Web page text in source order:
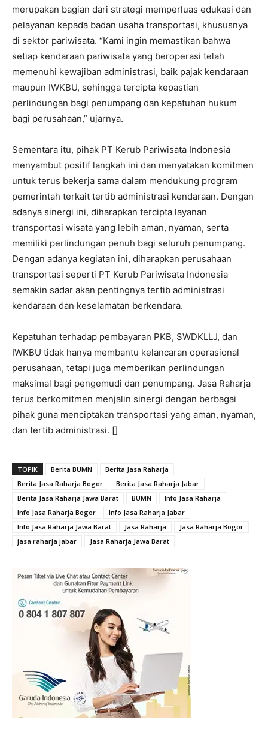
merupakan bagian dari strategi memperluas edukasi dan
pelayanan kepada badan usaha transportasi, khususnya
di sektor pariwisata. “Kami ingin memastikan bahwa
setiap kendaraan pariwisata yang beroperasi telah
memenuhi kewajiban administrasi, baik pajak kendaraan
maupun IWKBU, sehingga tercipta kepastian
perlindungan bagi penumpang dan kepatuhan hukum
bagi perusahaan,” ujarnya.
Sementara itu, pihak PT Kerub Pariwisata Indonesia
menyambut positif langkah ini dan menyatakan komitmen
untuk terus bekerja sama dalam mendukung program
pemerintah terkait tertib administrasi kendaraan. Dengan
adanya sinergi ini, diharapkan tercipta layanan
transportasi wisata yang lebih aman, nyaman, serta
memiliki perlindungan penuh bagi seluruh penumpang.
Dengan adanya kegiatan ini, diharapkan perusahaan
transportasi seperti PT Kerub Pariwisata Indonesia
semakin sadar akan pentingnya tertib administrasi
kendaraan dan keselamatan berkendara.
Kepatuhan terhadap pembayaran PKB, SWDKLLJ, dan
IWKBU tidak hanya membantu kelancaran operasional
perusahaan, tetapi juga memberikan perlindungan
maksimal bagi pengemudi dan penumpang. Jasa Raharja
terus berkomitmen menjalin sinergi dengan berbagai
pihak guna menciptakan transportasi yang aman, nyaman,
dan tertib administrasi. []
TOPIK Berita BUMN
Berita Jasa Raharja
Berita Jasa Raharja Bogor
Berita Jasa Raharja Jabar
Berita Jasa Raharja Jawa Barat
BUMN
Info Jasa Raharja
Info Jasa Raharja Bogor
Info Jasa Raharja Jabar
Info Jasa Raharja Jawa Barat
Jasa Raharja
Jasa Raharja Bogor
jasa raharja jabar
Jasa Raharja Jawa Barat